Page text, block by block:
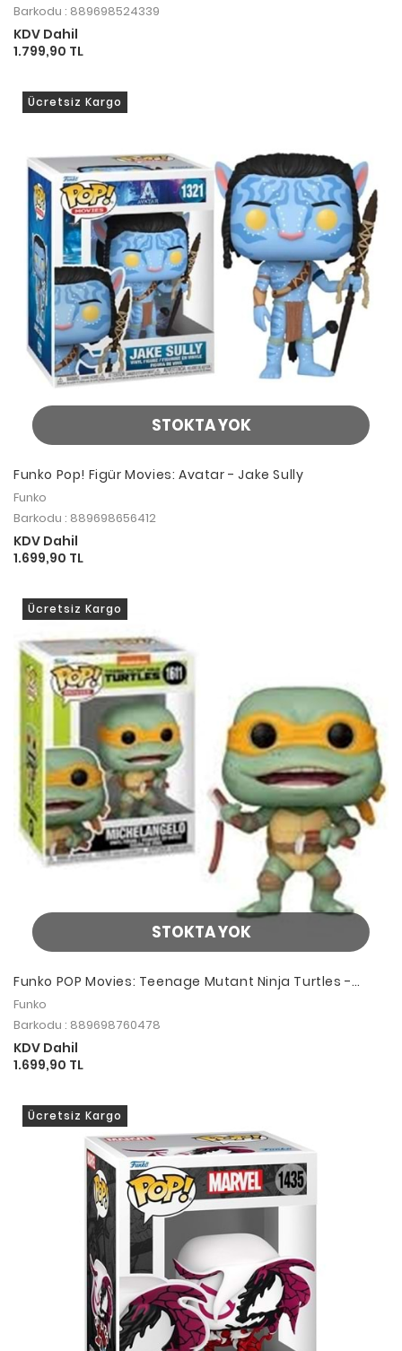
Barkodu : 889698524339
KDV Dahil
1.799,90 TL
STOKTA YOK
Ücretsiz Kargo
Funko Pop! Figür Movies: Avatar - Jake Sully
Funko
Barkodu : 889698656412
KDV Dahil
1.699,90 TL
STOKTA YOK
Ücretsiz Kargo
Funko POP Movies: Teenage Mutant Ninja Turtles -
Michelangelo Sausage Link
Funko
Barkodu : 889698760478
KDV Dahil
1.699,90 TL
Ücretsiz Kargo